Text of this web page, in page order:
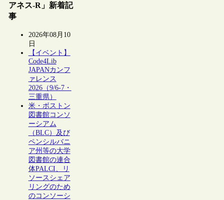
アネス-R」新着記
事
2026年08月10
日
【イベント】
Code4Lib
JAPANカンフ
ァレンス
2026（9/6-7・
三重県）
米・ボストン
図書館コンソ
ーシアム
（BLC）及び
ペンシルバニ
ア州等の大学
図書館の連合
体PALCI、リ
ソースシェア
リングのため
のコンソーシ